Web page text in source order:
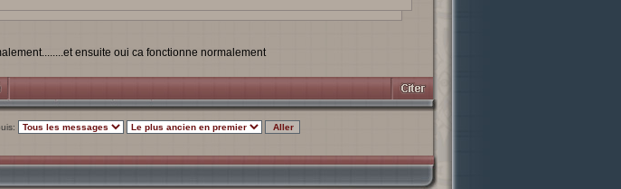
ensuite oui ca fonctionne normalement